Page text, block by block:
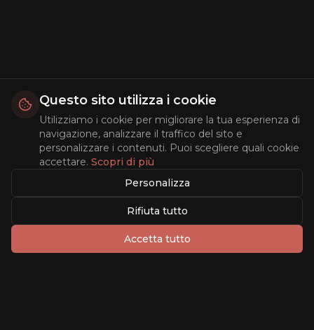
Questo sito utilizza i cookie
Utilizziamo i cookie per migliorare la tua esperienza di
navigazione, analizzare il traffico del sito e
personalizzare i contenuti. Puoi scegliere quali cookie
accettare. Scopri di più
Personalizza
Rifiuta tutto
Accetta tutto